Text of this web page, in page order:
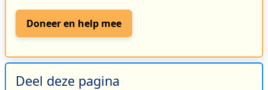
Doneer en help mee
Deel deze pagina